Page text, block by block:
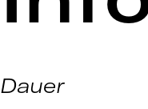
Dauer